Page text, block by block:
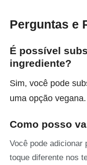
Perguntas e
É possível
ingrediente?
Sim, você pode
uma opção vegana.
Como posso
Você pode adicionar
toque diferente nos